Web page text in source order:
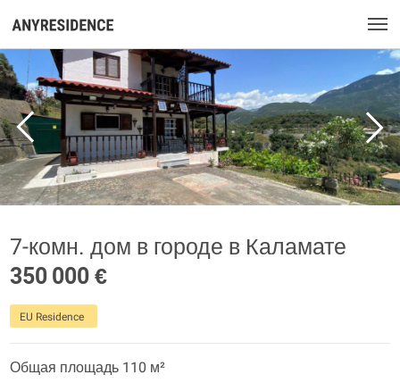
7-комн. дом в городе в Каламате
350 000 €
EU Residence
Общая площадь 110 м²